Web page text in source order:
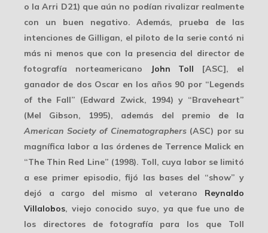
o la Arri D21) que aún no podían rivalizar realmente
con un buen negativo. Además, prueba de las
intenciones de Gilligan, el piloto de la serie contó ni
más ni menos que con la presencia del director de
fotografía norteamericano
John Toll [ASC], el
ganador de dos Oscar en los años 90 por “Legends
of the Fall” (Edward Zwick, 1994) y “Braveheart”
(Mel Gibson, 1995), además del premio de la
American Society of Cinematographers(ASC) por su
magnífica labor a las órdenes de Terrence Malick en
“The Thin Red Line” (1998). Toll, cuya labor se limitó
a ese primer episodio, fijó las bases del “show” y
dejó a cargo del mismo al veterano Reynaldo
Villalobos, viejo conocido suyo, ya que fue uno de
los directores de fotografía para los que Toll